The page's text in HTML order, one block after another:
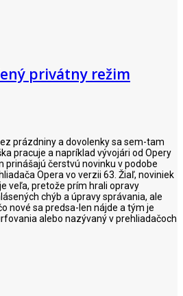
privátny režim
prázdniny a dovolenky sa sem-tam
pracuje a napríklad vývojári od Opery
prinášajú čerstvú novinku v podobe
Opera vo verzii 63. Žiaľ, noviniek
veľa, pretože prím hrali opravy
chýb a úpravy správania, ale
nové sa predsa-len nájde a tým je
alebo nazývaný v prehliadačoch